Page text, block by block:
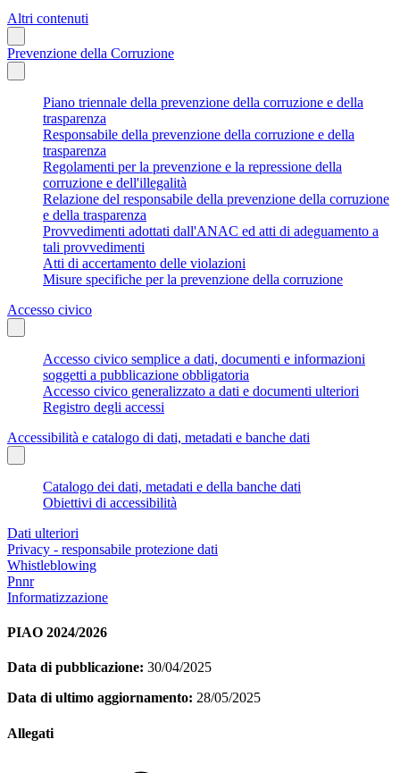
Altri contenuti
Prevenzione della Corruzione
Piano triennale della prevenzione della corruzione e della
trasparenza
Responsabile della prevenzione della corruzione e della
trasparenza
Regolamenti per la prevenzione e la repressione della
corruzione e dell'illegalità
Relazione del responsabile della prevenzione della corruzione
e della trasparenza
Provvedimenti adottati dall'ANAC ed atti di adeguamento a
tali provvedimenti
Atti di accertamento delle violazioni
Misure specifiche per la prevenzione della corruzione
Accesso civico
Accesso civico semplice a dati, documenti e informazioni
soggetti a pubblicazione obbligatoria
Accesso civico generalizzato a dati e documenti ulteriori
Registro degli accessi
Accessibilità e catalogo di dati, metadati e banche dati
Catalogo dei dati, metadati e della banche dati
Obiettivi di accessibilità
Dati ulteriori
Privacy - responsabile protezione dati
Whistleblowing
Pnnr
Informatizzazione
PIAO 2024/2026
Data di pubblicazione: 30/04/2025
Data di ultimo aggiornamento: 28/05/2025
Allegati